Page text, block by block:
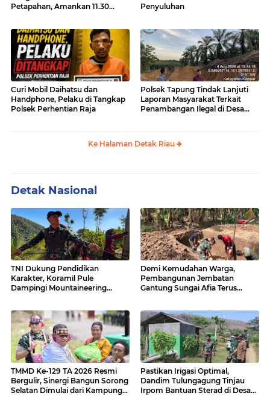
Petapahan, Amankan 11.30
Penyuluhan
Curi Mobil Daihatsu dan
Handphone, Pelaku di Tangkap
Polsek Perhentian Raja
Polsek Tapung Tindak Lanjuti
Laporan Masyarakat Terkait
Penambangan Ilegal di Desa
Ke Halaman Detak Riau
Detak Nasional
TNI Dukung Pendidikan
Karakter, Koramil Pule
Dampingi Mountaineering
Demi Kemudahan Warga,
Pembangunan Jembatan
Gantung Sungai Afia Terus
TMMD Ke-129 TA 2026 Resmi
Bergulir, Sinergi Bangun Sorong
Selatan Dimulai dari Kampung
Pastikan Irigasi Optimal,
Dandim Tulungagung Tinjau
Irpom Bantuan Sterad di Desa